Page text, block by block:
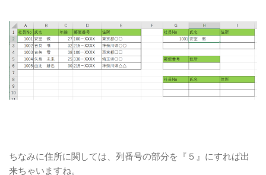
ちなみに住所に関しては、列番号の部分を『５』にすれば出
来ちゃいますね。